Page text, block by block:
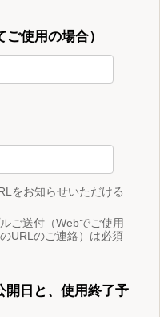
使用の場合）
をお知らせいただける
ご送付（Webでご使用
URLのご連絡）は必須
開日と、使用終了予